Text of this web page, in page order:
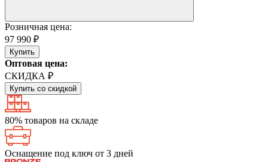
Розничная цена:
97 990 ₽
Купить
Оптовая цена:
СКИДКА ₽
Купить со скидкой
80% товаров на складе
Оснащение под ключ от 3 дней